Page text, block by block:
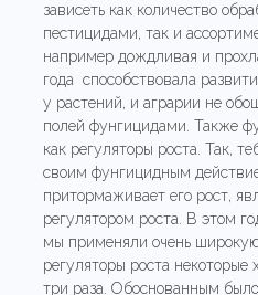
зависеть как количество
пестицидами, так и
например дождливая и
года способствовала
у растений, и аграрии не
полей фунгицидами. Также
как регуляторы роста. Так,
своим фунгицидным
притормаживает его рост,
регулятором роста. В этом
мы применяли очень
регуляторы роста некоторые
три раза. Обоснованным